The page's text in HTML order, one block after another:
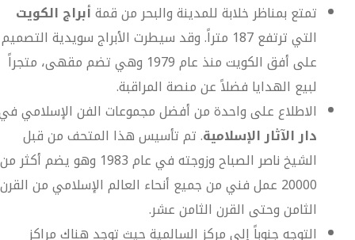
تمتع بمناظر خلابة للمدينة والبحر من قمةأبراج الكويت
التي ترتفع 187 متراً. وقد سيطرت الأبراج سويدية التصميم
على أفق الكويت منذ عام 1979 وهي تضم مقهى، متجراً
لبيع الهدايا فضلاً عن منصة المراقبة.
الاطلاع على واحدة من أفضل مجموعات الفن الإسلامي
دار الآثار الإسلامية. تم تأسيس هذا المتحف من قبل
الشيخ ناصر الصباح وزوجته في عام 1983 وهو يضم أكثر من
20000 عمل فني من جميع أنحاء العالم الإسلامي من القرن
الثامن وحتى القرن الثامن عشر.
التوجه جنوباً إلى مركز السالمية حيث توجد هناك مراكز